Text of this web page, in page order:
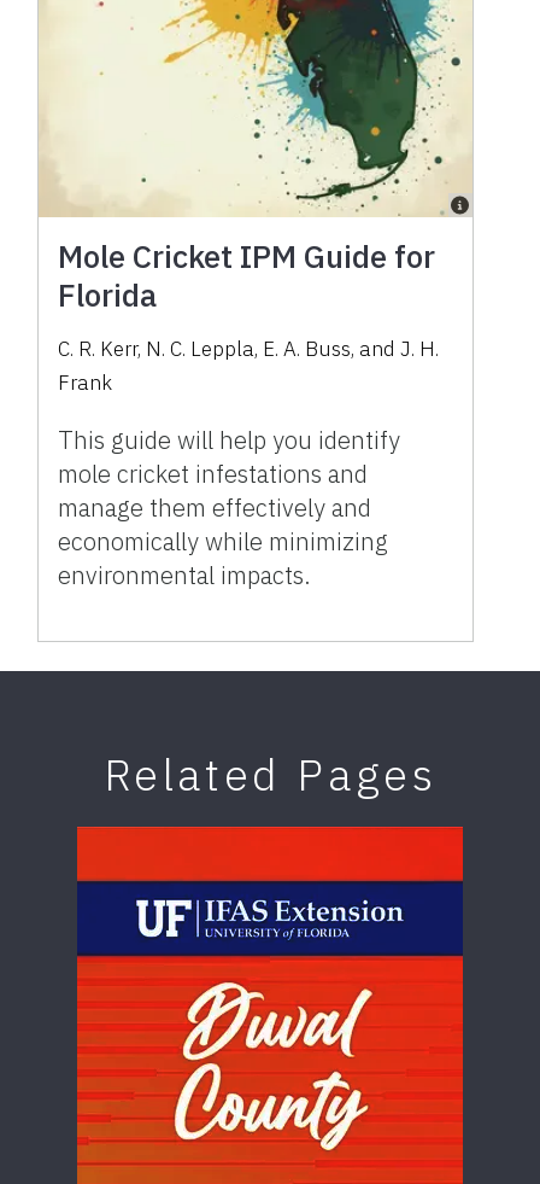
Mole Cricket IPM Guide for
Florida
C. R. Kerr, N. C. Leppla, E. A. Buss, and J. H.
Frank
This guide will help you identify
mole cricket infestations and
manage them effectively and
economically while minimizing
environmental impacts.
Related Pages